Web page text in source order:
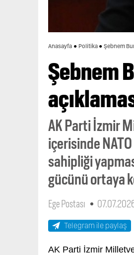
Anasayfa Politika Şebnem
Şebnem
AK Parti İzmir
içerisinde
sahipliği
gücünü ortaya
Ege Postası
Telegram ile paylaş
AK Parti İzmir